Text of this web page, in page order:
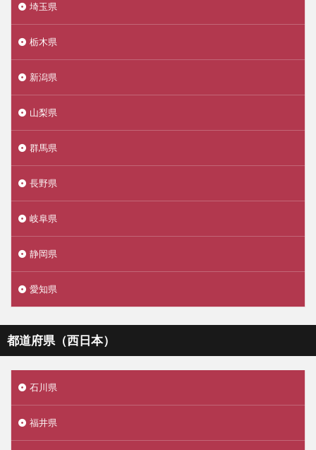
埼玉県
栃木県
新潟県
山梨県
群馬県
長野県
岐阜県
静岡県
愛知県
都道府県（西日本）
石川県
福井県